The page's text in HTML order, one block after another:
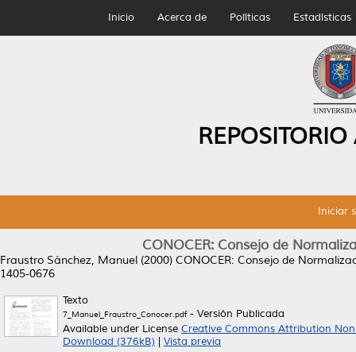
Inicio Acerca de Políticas Estadísticas
Iniciar
CONOCER: Consejo de
Fraustro Sánchez, Manuel (2000) CONOCER: Consejo de
1405-0676
Texto
7_Manuel_Fraustro_Conocer.pdf- Versión Publicada
Available under License Creative Commons Attribution
Download (376kB)
Vista previa